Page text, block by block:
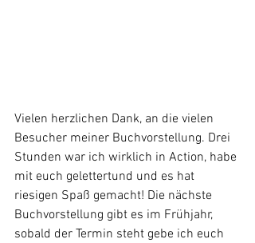
Vielen herzlichen Dank, an die vielen
Besucher meiner Buchvorstellung. Drei
Stunden war ich wirklich in Action, habe
mit euch gelettertund und es hat
riesigen Spaß gemacht! Die nächste
Buchvorstellung gibt es im Frühjahr,
sobald der Termin steht gebe ich euch